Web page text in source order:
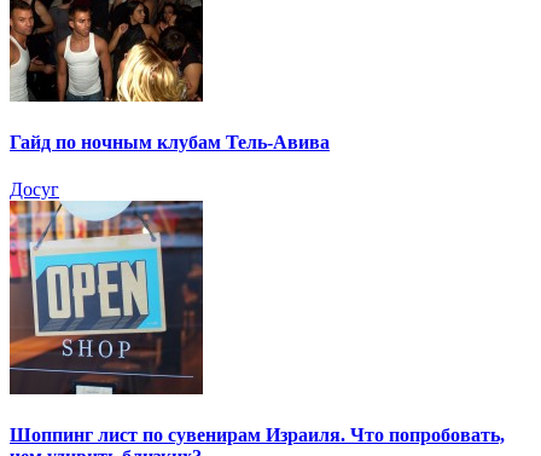
Гайд по ночным клубам Тель-Авива
Досуг
Шоппинг лист по сувенирам Израиля. Что попробовать,